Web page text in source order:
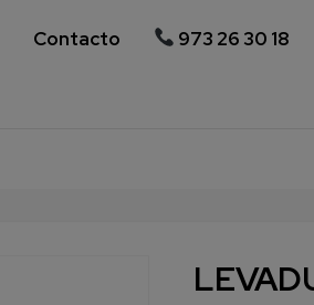
Contacto 973 26 30 18